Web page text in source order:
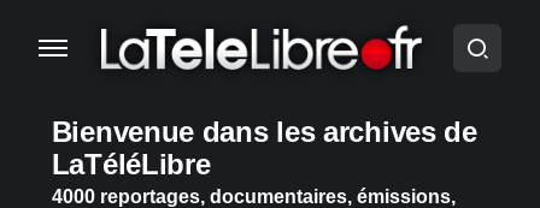
Bienvenue dans les archives de
LaTéléLibre
4000 reportages, documentaires, émissions,